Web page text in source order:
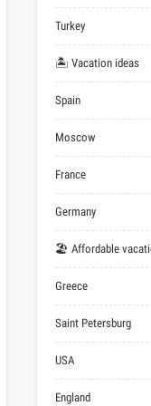
Turkey
🏝 Vacation ideas
Spain
Moscow
France
Germany
🏖 Affordable
Greece
Saint Petersburg
USA
England